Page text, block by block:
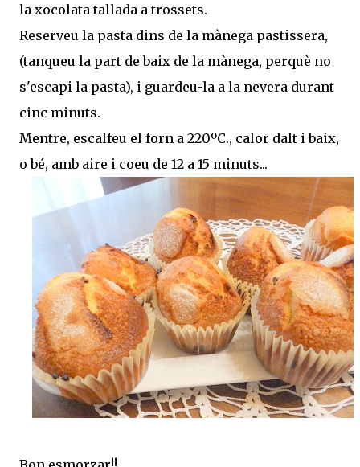
la xocolata tallada a trossets.
Reserveu la pasta dins de la mànega pastissera,
(tanqueu la part de baix de la mànega, perquè no
s'escapi la pasta), i guardeu-la a la nevera durant
cinc minuts.
Mentre, escalfeu el forn a 220ºC., calor dalt i baix,
o bé, amb aire i coeu de 12 a 15 minuts...